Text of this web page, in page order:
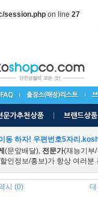
session.php on line 27
동 하자! 우편번호5자리
(문앞배달), 전문가(재능기부
인정보/홍보)가 항상 여러분
시 (0)